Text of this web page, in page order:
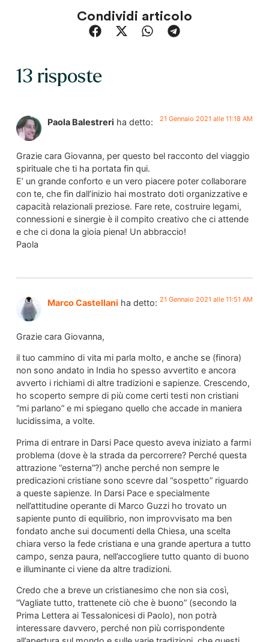
Condividi articolo
13 risposte
Paola Balestreri ha detto: 21 Gennaio 2021 alle 11:18 AM
Grazie cara Giovanna, per questo bel racconto del viaggio
spirituale che ti ha portata fin qui.
E’ un grande conforto e un vero piacere poter collaborare
con te, che fin dall’inizio hai mostrato doti organizzative e
capacità relazionali preziose. Fare rete, costruire legami,
connessioni e sinergie è il compito creativo che ci attende
e che ci dona la gioia piena! Un abbraccio!
Paola
Marco Castellani ha detto: 21 Gennaio 2021 alle 11:51 AM
Grazie cara Giovanna,
il tuo cammino di vita mi parla molto, e anche se (finora)
non sono andato in India ho spesso avvertito e ancora
avverto i richiami di altre tradizioni e sapienze. Crescendo,
ho scoperto sempre di più come certi testi non cristiani
“mi parlano” e mi spiegano quello che accade in maniera
lucidissima, a volte.
Prima di entrare in Darsi Pace questo aveva iniziato a farmi
problema (dove è la strada da percorrere? Perché questa
attrazione “esterna”?) anche perché non sempre le
predicazioni cristiane sono scevre dal “sospetto” riguardo
a queste sapienze. In Darsi Pace e specialmente
nell’attitudine operante di Marco Guzzi ho trovato un
sapiente punto di equilibrio, non improvvisato ma ben
fondato anche sui documenti della Chiesa, una scelta
chiara verso la fede cristiana e una grande apertura a tutto
campo, senza paura, nell’accogliere tutto quanto di buono
e illuminante ci viene da altre tradizioni.
Credo che a breve un cristianesimo che non sia così,
“Vagliate tutto, trattenete ciò che è buono” (secondo la
Prima Lettera ai Tessalonicesi di Paolo), non potrà
interessare davvero, perché non più corrispondente